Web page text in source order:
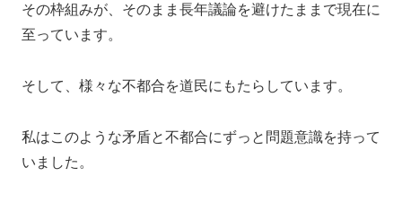
その枠組みが、そのまま長年議論を避けたままで現在に
至っています。
そして、様々な不都合を道民にもたらしています。
私はこのような矛盾と不都合にずっと問題意識を持って
いました。